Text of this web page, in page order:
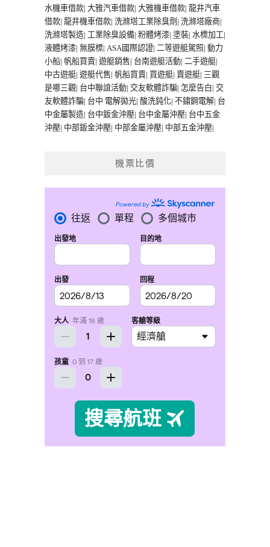
水機車借款| 大雅汽車借款| 大雅機車借款| 龍井汽車
借款| 龍井機車借款| 洗滌塔工業除臭劑 | 洗滌塔廠商|
洗滌塔製造| 工業除臭設備| 粉體烤漆| 塗裝| 水標加工|
液體烤漆| 無膜標| ASA國際認證| 二等遊艇駕照| 動力
小船| 帆船買賣| 遊艇銷售| 台南遊艇活動| 二手遊艇|
中古遊艇| 遊艇代售| 帆船買賣| 買遊艇| 賣遊艇| 三觀
是哪三觀| 台中聯誼活動| 交友軟體詐騙| 怎麼告白| 交
友軟體詐騙| 台中 電解拋光| 酸洗鈍化| 不鏽鋼電解| 台
中金屬製造| 台中鈑金沖壓| 台中金屬沖壓| 台中五金
沖壓| 中部鈑金沖壓| 中部金屬沖壓| 中部五金沖壓|
機票比價